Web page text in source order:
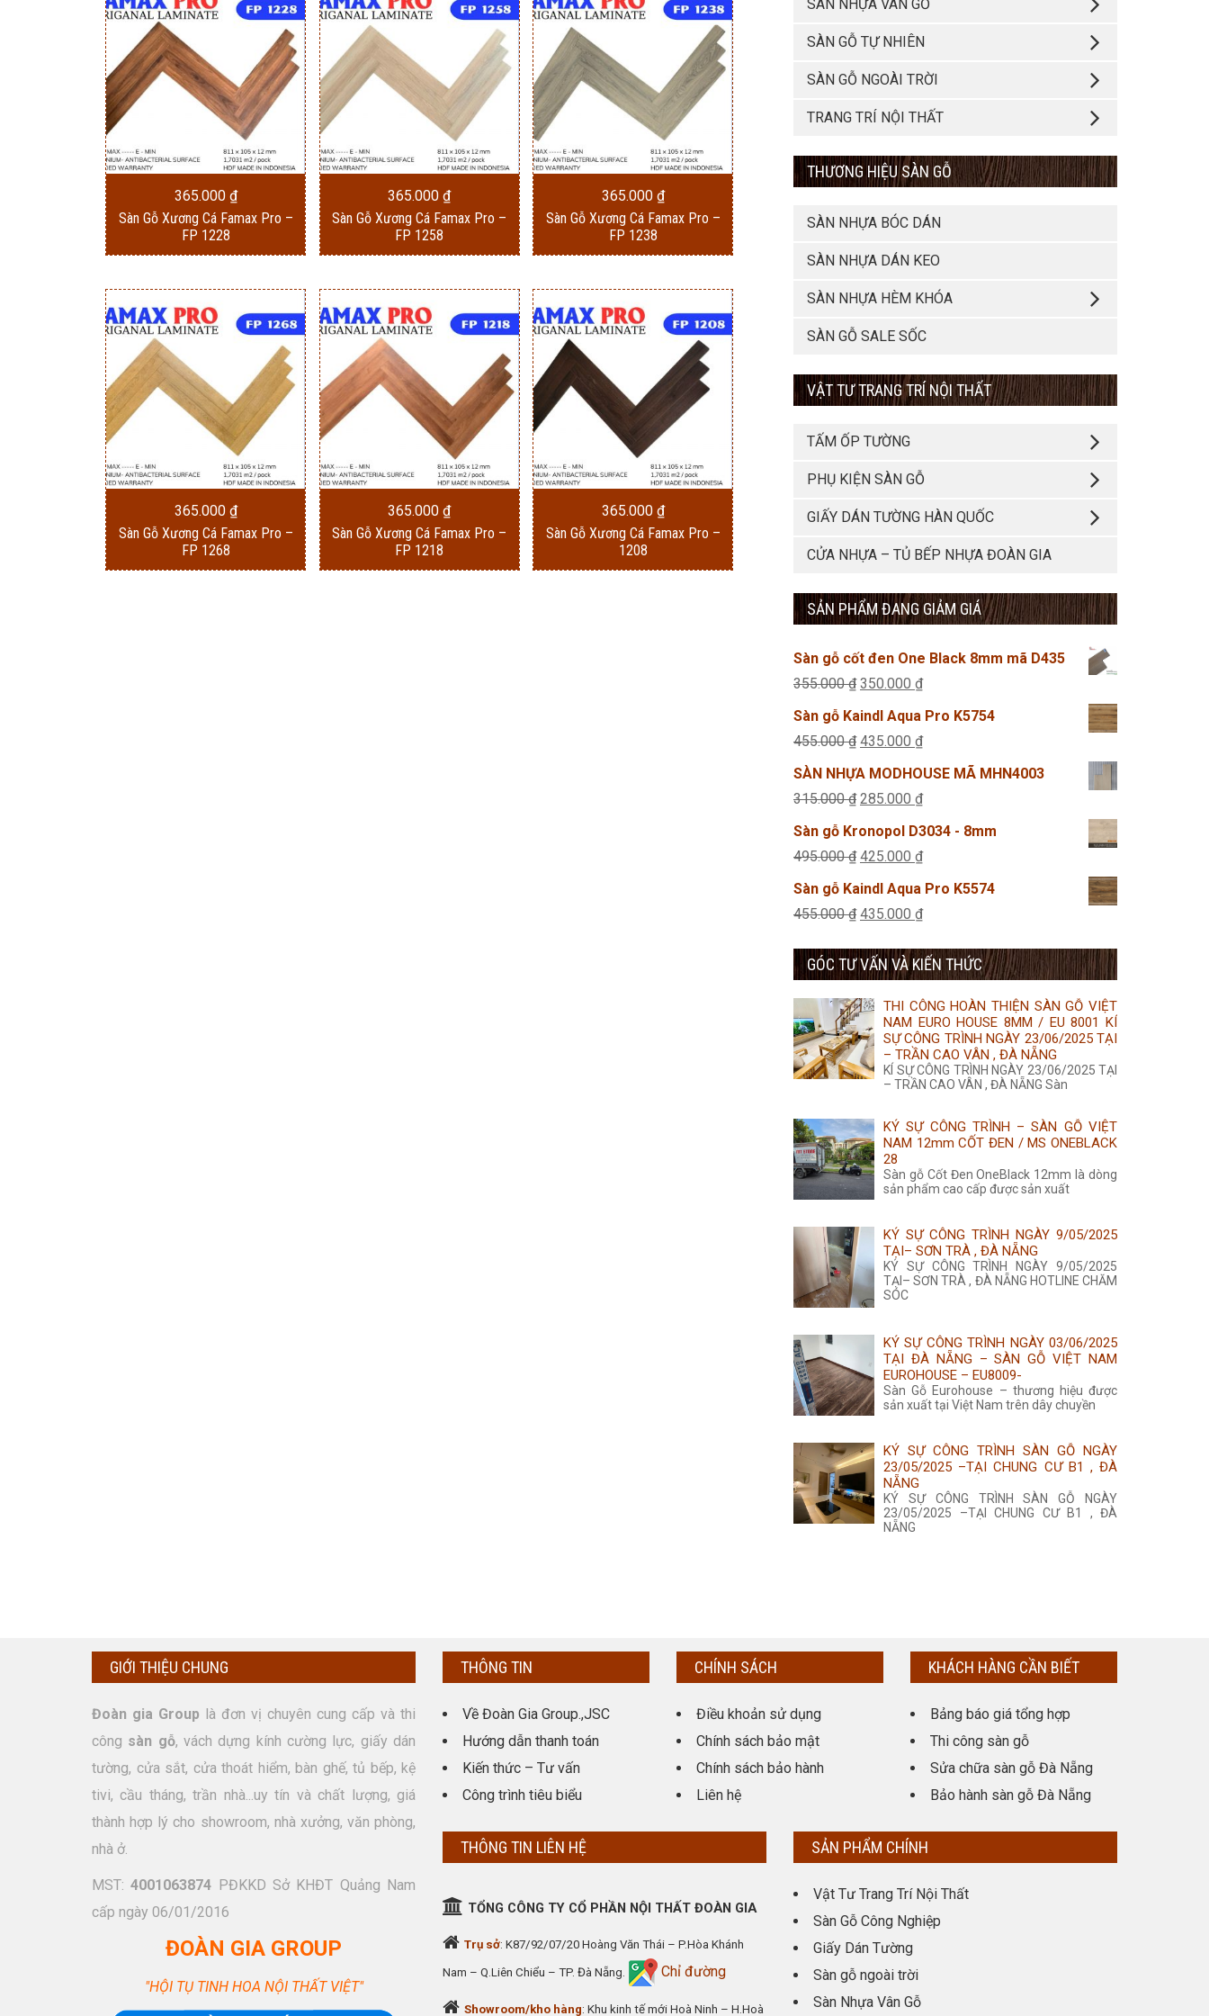
theo
mới
nhất
365.000 ₫
Sàn Gỗ Xương Cá Famax Pro –
FP 1228
365.000₫
Sàn Gỗ Xương Cá Famax Pro –
FP 1258
365.000 ₫
Sàn Gỗ Xương Cá Famax Pro –
FP 1238
365.000 ₫
Sàn Gỗ Xương Cá Famax Pro –
FP 1268
365.000₫
Sàn Gỗ Xương Cá Famax Pro –
FP 1218
365.000 ₫
Sàn Gỗ Xương Cá Famax Pro –
1208
SÀN NHỰA VÂN GỖ
SÀN GỖ TỰ NHIÊN
SÀN GỖ NGOÀI TRỜI
TRANG TRÍ NỘI THẤT
THƯƠNG HIỆU SÀN GỖ
SÀN NHỰA BÓC DÁN
SÀN NHỰA DÁN KEO
SÀN NHỰA HÈM KHÓA
SÀN GỖ SALE SỐC
VẬT TƯ TRANG TRÍ NỘI THẤT
TẤM ỐP TƯỜNG
PHỤ KIỆN SÀN GỖ
GIẤY DÁN TƯỜNG HÀN QUỐC
CỬA NHỰA – TỦ BẾP NHỰA ĐOÀN GIA
SẢN PHẨM ĐANG GIẢM GIÁ
Sàn gỗ cốt đen One Black 8mm mã D435
355.000₫ Giá
gốc
là:
350.000 ₫Giá
hiện
tại
350.000 ₫.
Sàn gỗ Kaindl Aqua Pro K5754
455.000₫ Giá
gốc
là:
435.000 ₫Giá
hiện
tại
435.000 ₫.
SÀN NHỰA MODHOUSE MÃ MHN4003
315.000₫ Giá
là:
285.000 ₫Giá
hiện
tại
285.000 ₫.
Sàn gỗ Kronopol D3034 - 8mm
495.000₫ Giá
gốc
là:
425.000 ₫Giá
hiện
tại
425.000 ₫.
Sàn gỗ Kaindl Aqua Pro K5574
455.000₫ Giá
là:
435.000 ₫Giá
tại
435.000 ₫.
GÓC TƯ VẤN VÀ KIẾN THỨC
THI CÔNG HOÀN THIỆN SÀN GỖ VIỆT
NAM EURO HOUSE 8MM / EU 8001 KÍ
SỰ CÔNG TRÌNH NGÀY 23/06/2025 TẠI
– TRẦN CAO VÂN , ĐÀ NẴNG
KÍ SỰ CÔNG TRÌNH NGÀY 23/06/2025 TẠI
– TRẦN CAO VÂN , ĐÀ NẴNG Sàn
KÝ SỰ CÔNG TRÌNH – SÀN GỖ VIỆT
NAM 12mm CỐT ĐEN / MS ONEBLACK
28
Sàn gỗ Cốt Đen OneBlack 12mm là dòng
sản phẩm cao cấp được sản xuất
KÝ SỰ CÔNG TRÌNH NGÀY 9/05/2025
TẠI– SƠN TRÀ , ĐÀ NẴNG
KÝ SỰ CÔNG TRÌNH NGÀY 9/05/2025
TẠI– SƠN TRÀ , ĐÀ NẴNG HOTLINE CHĂM
SÓC
KÝ SỰ CÔNG TRÌNH NGÀY 03/06/2025
TẠI ĐÀ NẴNG – SÀN GỖ VIỆT NAM
EUROHOUSE – EU8009-
Sàn Gỗ Eurohouse – thương hiệu được
sản xuất tại Việt Nam trên dây chuyền
KÝ SỰ CÔNG TRÌNH SÀN GỖ NGÀY
23/05/2025 –TẠI CHUNG CƯ B1 , ĐÀ
NẴNG
KÝ SỰ CÔNG TRÌNH SÀN GỖ NGÀY
23/05/2025 –TẠI CHUNG CƯ B1 , ĐÀ
NẴNG
GIỚI THIỆU CHUNG
Đoàn gia Group là đơn vị chuyên cung cấp và thi
công sàn gỗ, vách dựng kính cường lực, giấy dán
tường, cửa sắt, cửa thoát hiểm, bàn ghế, tủ bếp, kệ
tivi, cầu tháng, trần nhà...uy tín và chất lượng, giá
thành hợp lý cho showroom, nhà xưởng, văn phòng,
nhà ở.
MST:4001063874 PĐKKD Sở KHĐT Quảng Nam
cấp ngày 06/01/2016
ĐOÀN GIA GROUP
"HỘI TỤ TINH HOA NỘI THẤT VIỆT"
THÔNG TIN
Về Đoàn Gia Group.,JSC
Hướng dẫn thanh toán
Kiến thức – Tư vấn
Công trình tiêu biểu
CHÍNH SÁCH
Điều khoản sử dụng
Chính sách bảo mật
Chính sách bảo hành
Liên hệ
KHÁCH HÀNG CẦN BIẾT
Bảng báo giá tổng hợp
Thi công sàn gỗ
Sửa chữa sàn gỗ Đà Nẵng
Bảo hành sàn gỗ Đà Nẵng
THÔNG TIN LIÊN HỆ
TỔNG CÔNG TY CỔ PHẦN NỘI THẤT ĐOÀN GIA
Trụ sở: K87/92/07/20 Hoàng Văn Thái – P.Hòa Khánh
Nam – Q.Liên Chiểu – TP. Đà Nẵng. Chỉ đường
Showroom/kho hàng: Khu kinh tế mới Hoà Ninh – H.Hoà
SẢN PHẨM CHÍNH
Vật Tư Trang Trí Nội Thất
Sàn Gỗ Công Nghiệp
Giấy Dán Tường
Sàn gỗ ngoài trời
Sàn Nhựa Vân Gỗ